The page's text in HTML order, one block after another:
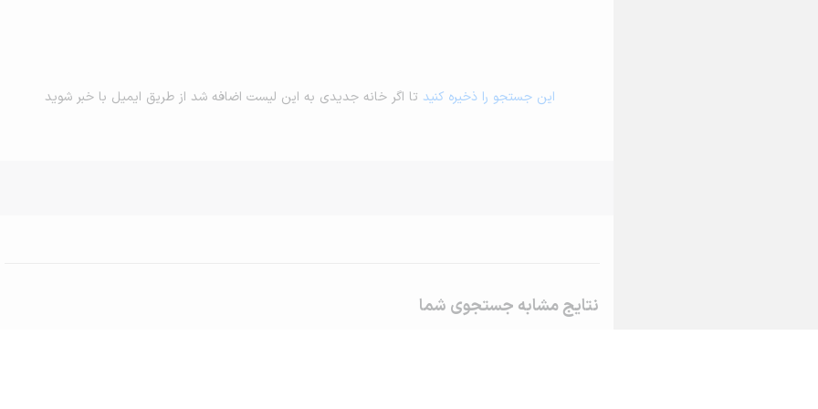
این جستجو را ذخیره کنید تا اگر خانه جدیدی به این لیست اضافه شد از طریق ایمیل با خبر شوید
نتایج مشابه جستجوی شما